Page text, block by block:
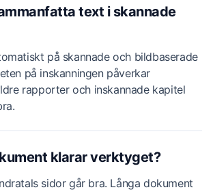
text i skannade
på skannade och bildbaserade
på inskanningen påverkar
rapporter och inskannade kapitel
klarar verktyget?
sidor går bra. Långa dokument